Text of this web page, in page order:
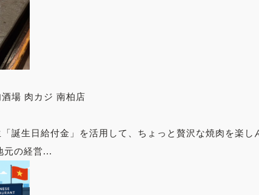
酒場 肉カジ 南柏店
誕生日給付金」を活用して、ちょっと贅沢な焼肉を楽
元の経営...